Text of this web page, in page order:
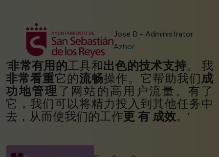
Jose D - Administrator
Azhor
‘非常有用的工具和出色的技术支持。 我
非常看重它的流畅操作。它帮助我们成
功地管理 了网站的高用户流量。有了
它，我们可以将精力投入到其他任务中
去，从而使我们的工作更 有 成效。’